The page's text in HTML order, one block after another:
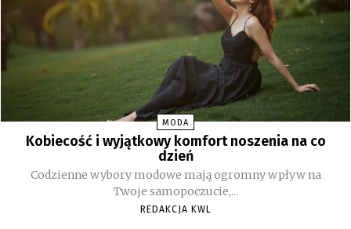
MODA
Kobiecość i wyjątkowy komfort noszenia na co
dzień
Codzienne wybory modowe mają ogromny wpływ na
Twoje samopoczucie,...
REDAKCJA KWL